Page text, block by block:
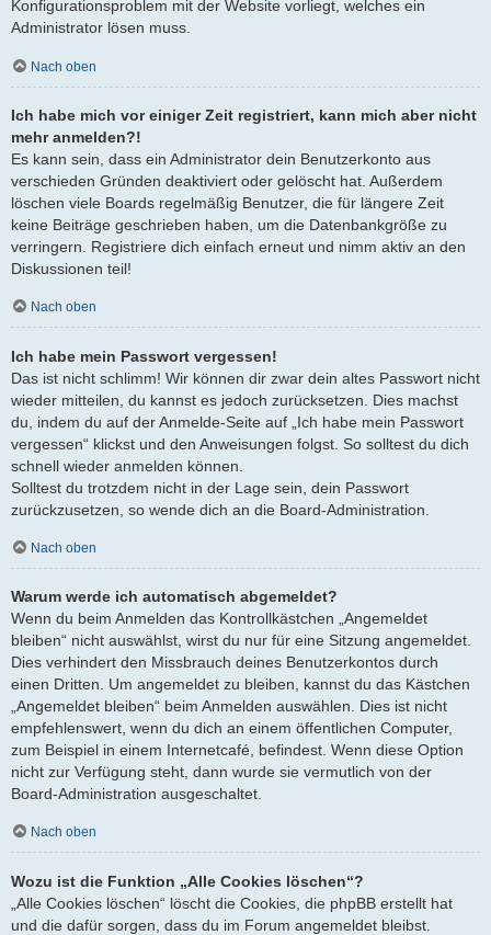
Konfigurationsproblem mit der Website vorliegt, welches ein
Administrator lösen muss.
Nach oben
Ich habe mich vor einiger Zeit registriert, kann mich aber nicht
mehr anmelden?!
Es kann sein, dass ein Administrator dein Benutzerkonto aus
verschieden Gründen deaktiviert oder gelöscht hat. Außerdem
löschen viele Boards regelmäßig Benutzer, die für längere Zeit
keine Beiträge geschrieben haben, um die Datenbankgröße zu
verringern. Registriere dich einfach erneut und nimm aktiv an den
Diskussionen teil!
Nach oben
Ich habe mein Passwort vergessen!
Das ist nicht schlimm! Wir können dir zwar dein altes Passwort nicht
wieder mitteilen, du kannst es jedoch zurücksetzen. Dies machst
du, indem du auf der Anmelde-Seite auf „Ich habe mein Passwort
vergessen“ klickst und den Anweisungen folgst. So solltest du dich
schnell wieder anmelden können.
Solltest du trotzdem nicht in der Lage sein, dein Passwort
zurückzusetzen, so wende dich an die Board-Administration.
Nach oben
Warum werde ich automatisch abgemeldet?
Wenn du beim Anmelden das Kontrollkästchen „Angemeldet
bleiben“ nicht auswählst, wirst du nur für eine Sitzung angemeldet.
Dies verhindert den Missbrauch deines Benutzerkontos durch
einen Dritten. Um angemeldet zu bleiben, kannst du das Kästchen
„Angemeldet bleiben“ beim Anmelden auswählen. Dies ist nicht
empfehlenswert, wenn du dich an einem öffentlichen Computer,
zum Beispiel in einem Internetcafé, befindest. Wenn diese Option
nicht zur Verfügung steht, dann wurde sie vermutlich von der
Board-Administration ausgeschaltet.
Nach oben
Wozu ist die Funktion „Alle Cookies löschen“?
„Alle Cookies löschen“ löscht die Cookies, die phpBB erstellt hat
und die dafür sorgen, dass du im Forum angemeldet bleibst.